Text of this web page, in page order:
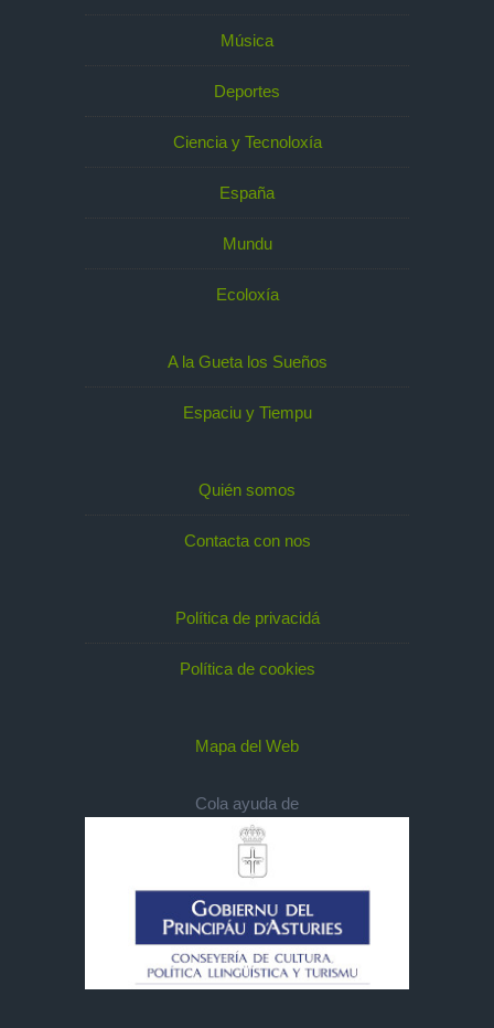
Música
Deportes
Ciencia y Tecnoloxía
España
Mundu
Ecoloxía
A la Gueta los Sueños
Espaciu y Tiempu
Quién somos
Contacta con nos
Política de privacidá
Política de cookies
Mapa del Web
Cola ayuda de